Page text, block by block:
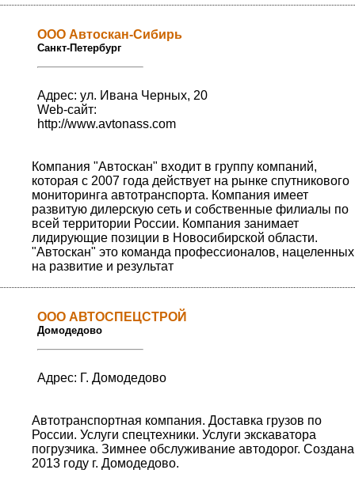
ООО Автоскан-Сибирь
Санкт-Петербург
Адрес: ул. Ивана Черных, 20
Web-сайт:
http://www.avtonass.com
Компания "Автоскан" входит в группу компаний,
которая с 2007 года действует на рынке спутникового
мониторинга автотранспорта. Компания имеет
развитую дилерскую сеть и собственные филиалы по
всей территории России. Компания занимает
лидирующие позиции в Новосибирской области.
"Автоскан" это команда профессионалов, нацеленных
на развитие и результат
ООО АВТОСПЕЦСТРОЙ
Домодедово
Адрес: Г. Домодедово
Автотранспортная компания. Доставка грузов по
России. Услуги спецтехники. Услуги экскаватора
погрузчика. Зимнее обслуживание автодорог.
2013 году г. Домодедово.